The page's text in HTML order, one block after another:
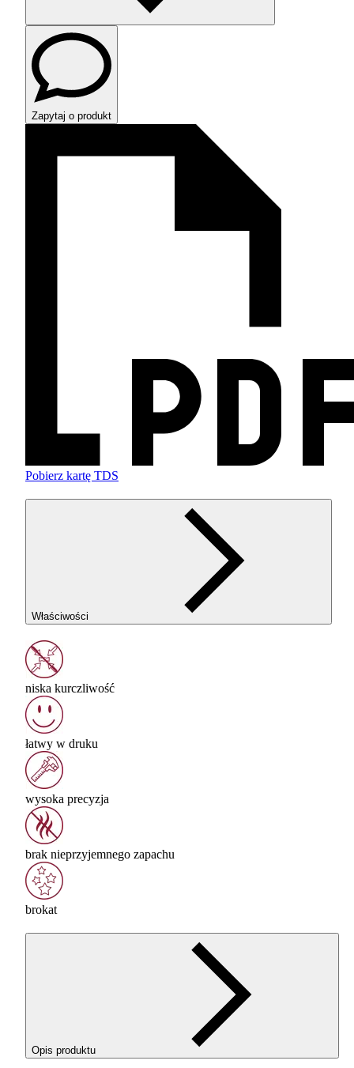
Zapytaj o produkt
Pobierz kartę TDS
Właściwości
niska kurczliwość
łatwy w druku
wysoka precyzja
brak nieprzyjemnego zapachu
brokat
Opis produktu